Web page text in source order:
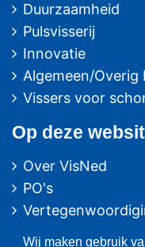
Wij maken gebruik
Duurzaamheid
Pulsvisserij
Innovatie
Algemeen/Overig
Vissers voor
Op deze
Over VisNed
PO's